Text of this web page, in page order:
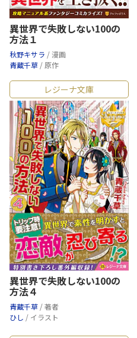
異世界で失敗しない100の
方法１
秋野キサラ / 漫画
青蔵千草 / 原作
レジーナ文庫
異世界で失敗しない100の
方法４
青蔵千草 / 著者
ひし / イラスト